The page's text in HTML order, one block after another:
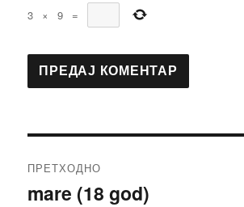
3 × 9 =
чланка
ПРЕТХОДНО
Претходни
mare (18 god)